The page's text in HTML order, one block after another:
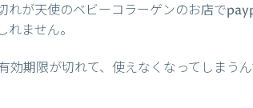
れが天使のベビーコラーゲンのお店で
ません。
期限が切れて、使えなくなってしまう